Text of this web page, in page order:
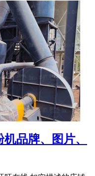
品牌、图片、